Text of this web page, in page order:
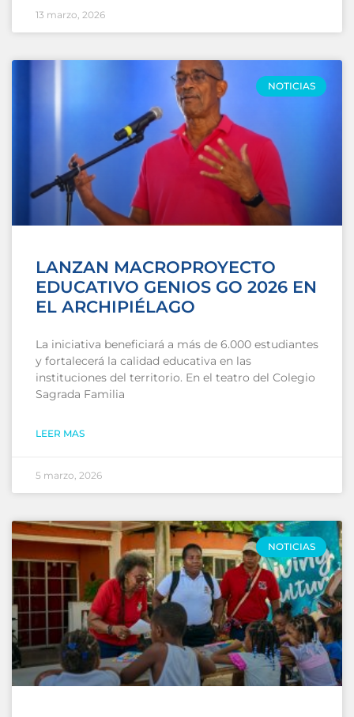
13 marzo, 2026
NOTICIAS
LANZAN MACROPROYECTO
EDUCATIVO GENIOS GO 2026 EN
EL ARCHIPIÉLAGO
La iniciativa beneficiará a más de 6.000 estudiantes
y fortalecerá la calidad educativa en las
instituciones del territorio. En el teatro del Colegio
Sagrada Familia
LEER MAS
5 marzo, 2026
NOTICIAS